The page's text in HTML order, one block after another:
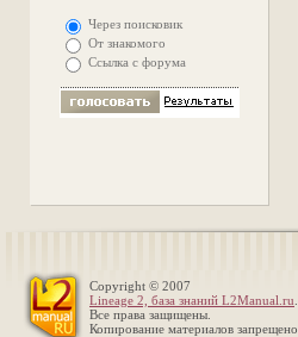
Через поисковик
От знакомого
Ссылка с форума
Copyright © 2007
Lineage 2, база знаний L2Manual.ru
Все права защищены.
Копирование материалов запрещено.